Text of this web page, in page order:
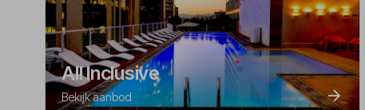
All Inclusive
Bekijk aanbod